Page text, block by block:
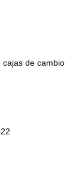
cajas de cambio